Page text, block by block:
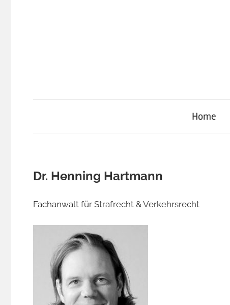
Home
Dr. Henning Hartmann
Fachanwalt für Strafrecht & Verkehrsrecht